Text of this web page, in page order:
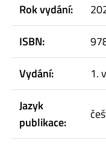
Rok vydání:
ISBN:
Vydání:
1.
Jazyk
publikace: